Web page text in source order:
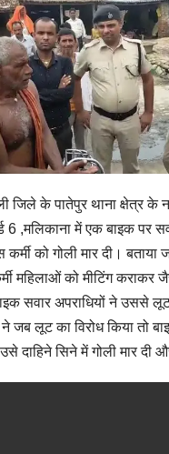
जिले के पातेपुर थाना क्षेत्र के
6 ,मलिकाना में एक बाइक पर
को गोली मार दी। बताया
महिलाओं को मीटिंग कराकर
सवार अपराधियों ने उससे
जब लूट का विरोध किया तो
दाहिने सिने में गोली मार दी